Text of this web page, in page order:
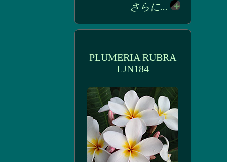
さらに...
PLUMERIA RUBRA
LJN184